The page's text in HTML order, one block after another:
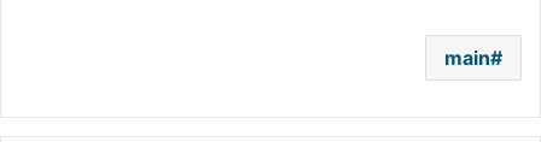
main